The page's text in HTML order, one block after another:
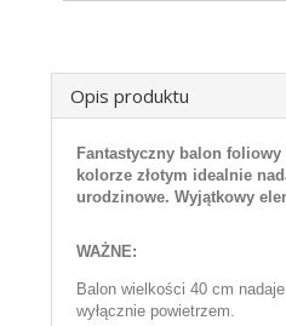
Opis produktu
Fantastyczny balon foliowy
kolorze złotym idealnie
urodzinowe. Wyjątkowy
WAŻNE:
Balon wielkości 40 cm
wyłącznie powietrzem.